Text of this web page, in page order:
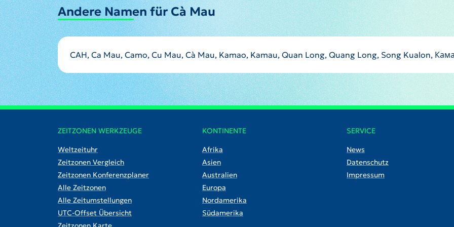
Andere Namen für Cà Mau
CAH, Ca Mau, Camo, Cu Mau, Cà Mau, Kamao, Kamau, Quan Long, Quang Long, Song Kualon,
ZEITZONEN WERKZEUGE
Weltzeituhr
Zeitzonen Vergleich
Zeitzonen Konferenzplaner
Alle Zeitzonen
Alle Zeitumstellungen
UTC-Offset Übersicht
KONTINENTE
Afrika
Asien
Australien
Europa
Nordamerika
Südamerika
SERVICE
News
Datenschutz
Impressum